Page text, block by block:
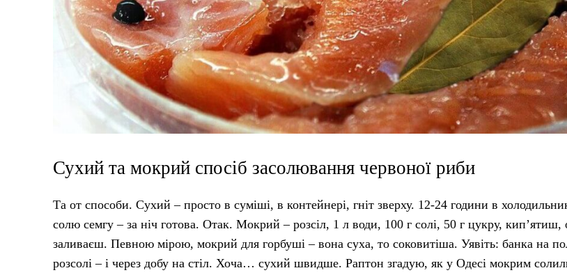
Сухий та мокрий спосіб засолювання червоної риби
Та от способи. Сухий – просто в суміші, в контейнері, гніт зверху. 12-24 години в
солю семгу – за ніч готова. Отак. Мокрий – розсіл, 1 л води, 100 г солі, 50 г цукру,
заливаєш. Певною мірою, мокрий для горбуші – вона суха, то соковитіша. Уявіть: банка на
розсолі – і через добу на стіл. Хоча… сухий швидше. Раптон згадую, як у Одесі мокрим